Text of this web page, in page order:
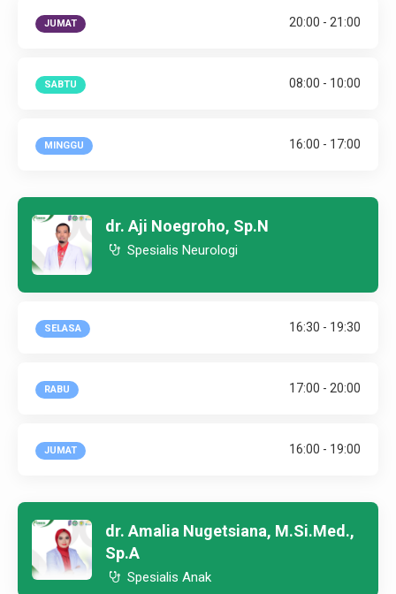
JUMAT 20:00 - 21:00
SABTU 08:00 - 10:00
MINGGU 16:00 - 17:00
dr. Aji Noegroho, Sp.N
Spesialis Neurologi
SELASA 16:30 - 19:30
RABU 17:00 - 20:00
JUMAT 16:00 - 19:00
dr. Amalia Nugetsiana, M.Si.Med.,
Sp.A
Spesialis Anak